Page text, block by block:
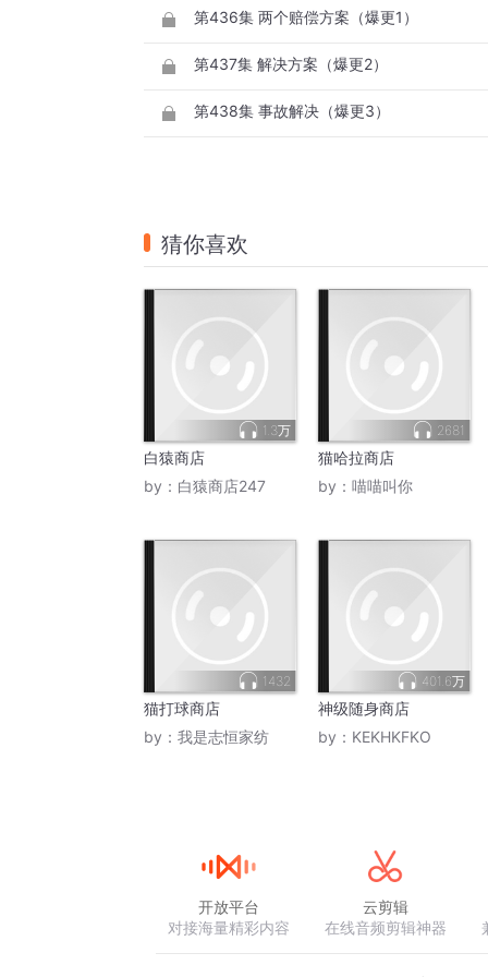
第436集 两个赔偿方案（爆更1）
第437集 解决方案（爆更2）
第438集 事故解决（爆更3）
猜你喜欢
1.3万
白猿商店
by： 白猿商店247
2681
猫哈拉商店
by： 喵喵叫你
1432
猫打球商店
by： 我是志恒家纺
401.6万
神级随身商店
by： KEKHKFKO
开放平台
对接海量精彩内容
云剪辑
在线音频剪辑神器